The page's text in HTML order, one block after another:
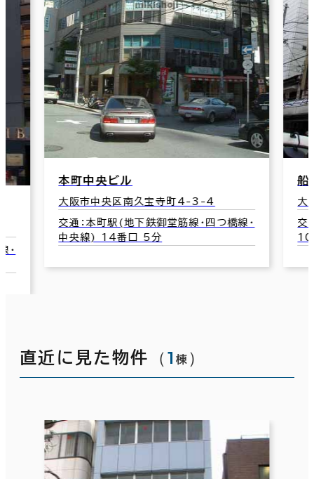
･
本町中央ビル
大阪市中央区南久宝寺町4-3-4
交通：本町駅(地下鉄御堂筋線･四つ橋線･
中央線) 14番口 5分
船
大
交
10
直近に見た物件 （1 棟 ）